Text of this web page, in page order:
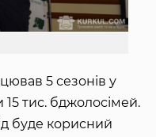
5 сезонів у
15 тис. бджолосімей.
буде корисний